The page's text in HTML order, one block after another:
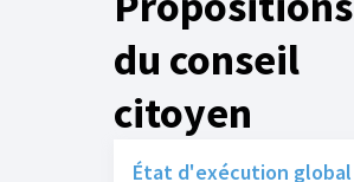
du conseil
citoyen
État d'exécution global